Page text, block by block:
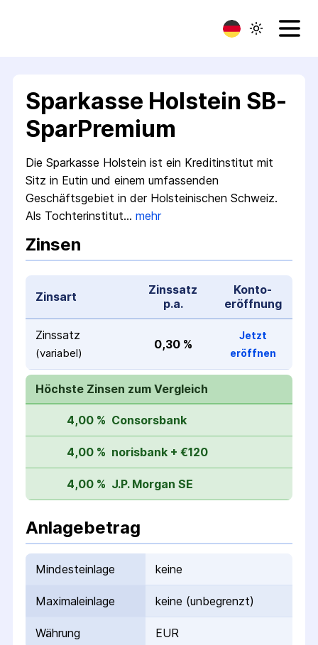
Sparkasse Holstein SB-
SparPremium
Die Sparkasse Holstein ist ein Kreditinstitut mit
Sitz in Eutin und einem umfassenden
Geschäftsgebiet in der Holsteinischen Schweiz.
Als Tochterinstitut… mehr
Zinsen
Zinsart
Zinssatz
p.a.
Konto­
eröffnung
Zinssatz
(variabel)
0,30 %
Jetzt
eröffnen
Höchste Zinsen zum Vergleich
4,00 % Consorsbank
4,00 % norisbank + €120
4,00 % J.P. Morgan SE
Anlagebetrag
Mindesteinlage keine
Maximaleinlage keine (unbegrenzt)
Währung EUR